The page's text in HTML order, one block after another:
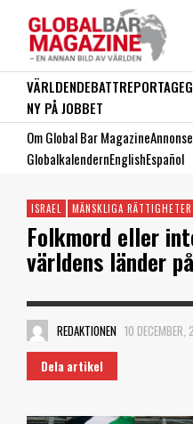
VÄRLDENDEBATTREPORTAGE
NY PÅ JOBBET
Om Global Bar Magazine
GlobalkalendernEnglishEspañol
ISRAEL MÄNSKLIGA RÄTTIGHETER
Folkmord eller
världens länder
REDAKTIONEN 10
Dela artikel